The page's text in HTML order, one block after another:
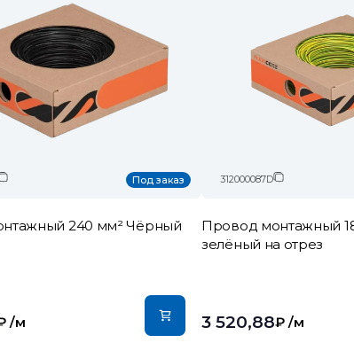
Под заказ
240 мм² Чёрный
/м
312000087D
Провод монтажный
зелёный на отрез
3 520,88₽ /м